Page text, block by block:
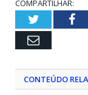
COMPARTILHAR:
Twitter
Email
CONTEÚDO